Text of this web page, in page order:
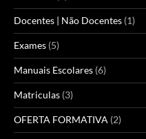
Docentes | Não Docentes (1)
Exames (5)
Manuais Escolares (6)
Matriculas (3)
OFERTA FORMATIVA (2)